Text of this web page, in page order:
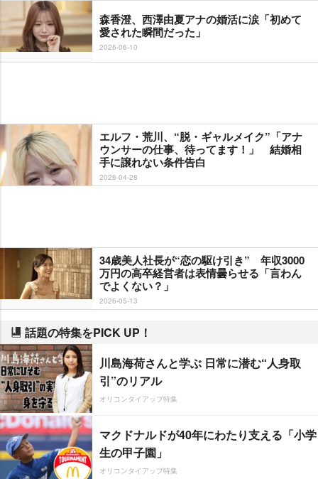
森香澄、西澤由夏アナの婚活に涙「初めて
愛された瞬間だった」
2026-06-10
エルフ・荒川、“脱・ギャルメイク”「アナ
ウンサーの仕事、待ってます！」 結婚相
手に譲れない条件告白
2026-04-28
34歳美人社長が“恋の駆け引き” 年収3000
万円の高卒経営者は表情曇らせる「言わん
でよくない？」
2026-05-13
話題の特集をPICK UP！
川島海荷さんと学ぶ 日常に潜む“人身取
引”のリアル
オリコンタイアップ特集
マクドナルドが40年にわたり支える「小学
生の甲子園」
オリコンタイアップ特集